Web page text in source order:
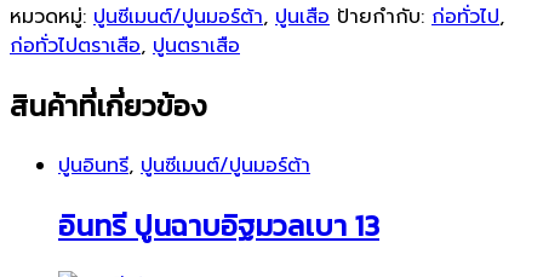
หมวดหมู่: ปูนซีเมนต์/ปูนมอร์ต้า, ปูนเสือ ป้ายกำกับ: ก่อทั่วไป,
ก่อทั่วไปตราเสือ, ปูนตราเสือ
สินค้าที่เกี่ยวข้อง
ปูนอินทรี, ปูนซีเมนต์/ปูนมอร์ต้า
อินทรี ปูนฉาบอิฐมวลเบา 13